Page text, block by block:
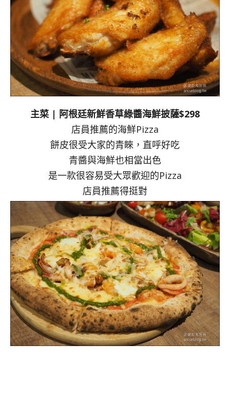
主菜 | 阿根廷新鮮香草綠醬海鮮披薩$298
店員推薦的海鮮Pizza
餅皮很受大家的青睞，直呼好吃
青醬與海鮮也相當出色
是一款很容易受大眾歡迎的Pizza
店員推薦得挺對